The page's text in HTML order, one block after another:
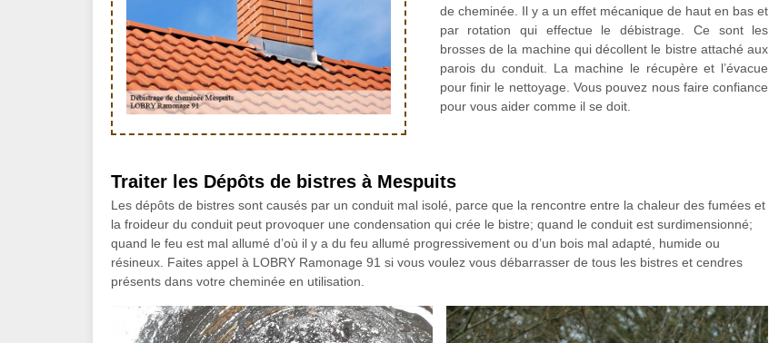
de cheminée. Il y a un effet mécanique de haut en bas et
par rotation qui effectue le débistrage. Ce sont les
brosses de la machine qui décollent le bistre attaché aux
parois du conduit. La machine le récupère et l’évacue
pour finir le nettoyage. Vous pouvez nous faire confiance
pour vous aider comme il se doit.
Traiter les Dépôts de bistres à Mespuits
Les dépôts de bistres sont causés par un conduit mal isolé, parce que la rencontre entre la chaleur des fumées et
la froideur du conduit peut provoquer une condensation qui crée le bistre; quand le conduit est surdimensionné;
quand le feu est mal allumé d’où il y a du feu allumé progressivement ou d’un bois mal adapté, humide ou
résineux. Faites appel à LOBRY Ramonage 91 si vous voulez vous débarrasser de tous les bistres et cendres
présents dans votre cheminée en utilisation.